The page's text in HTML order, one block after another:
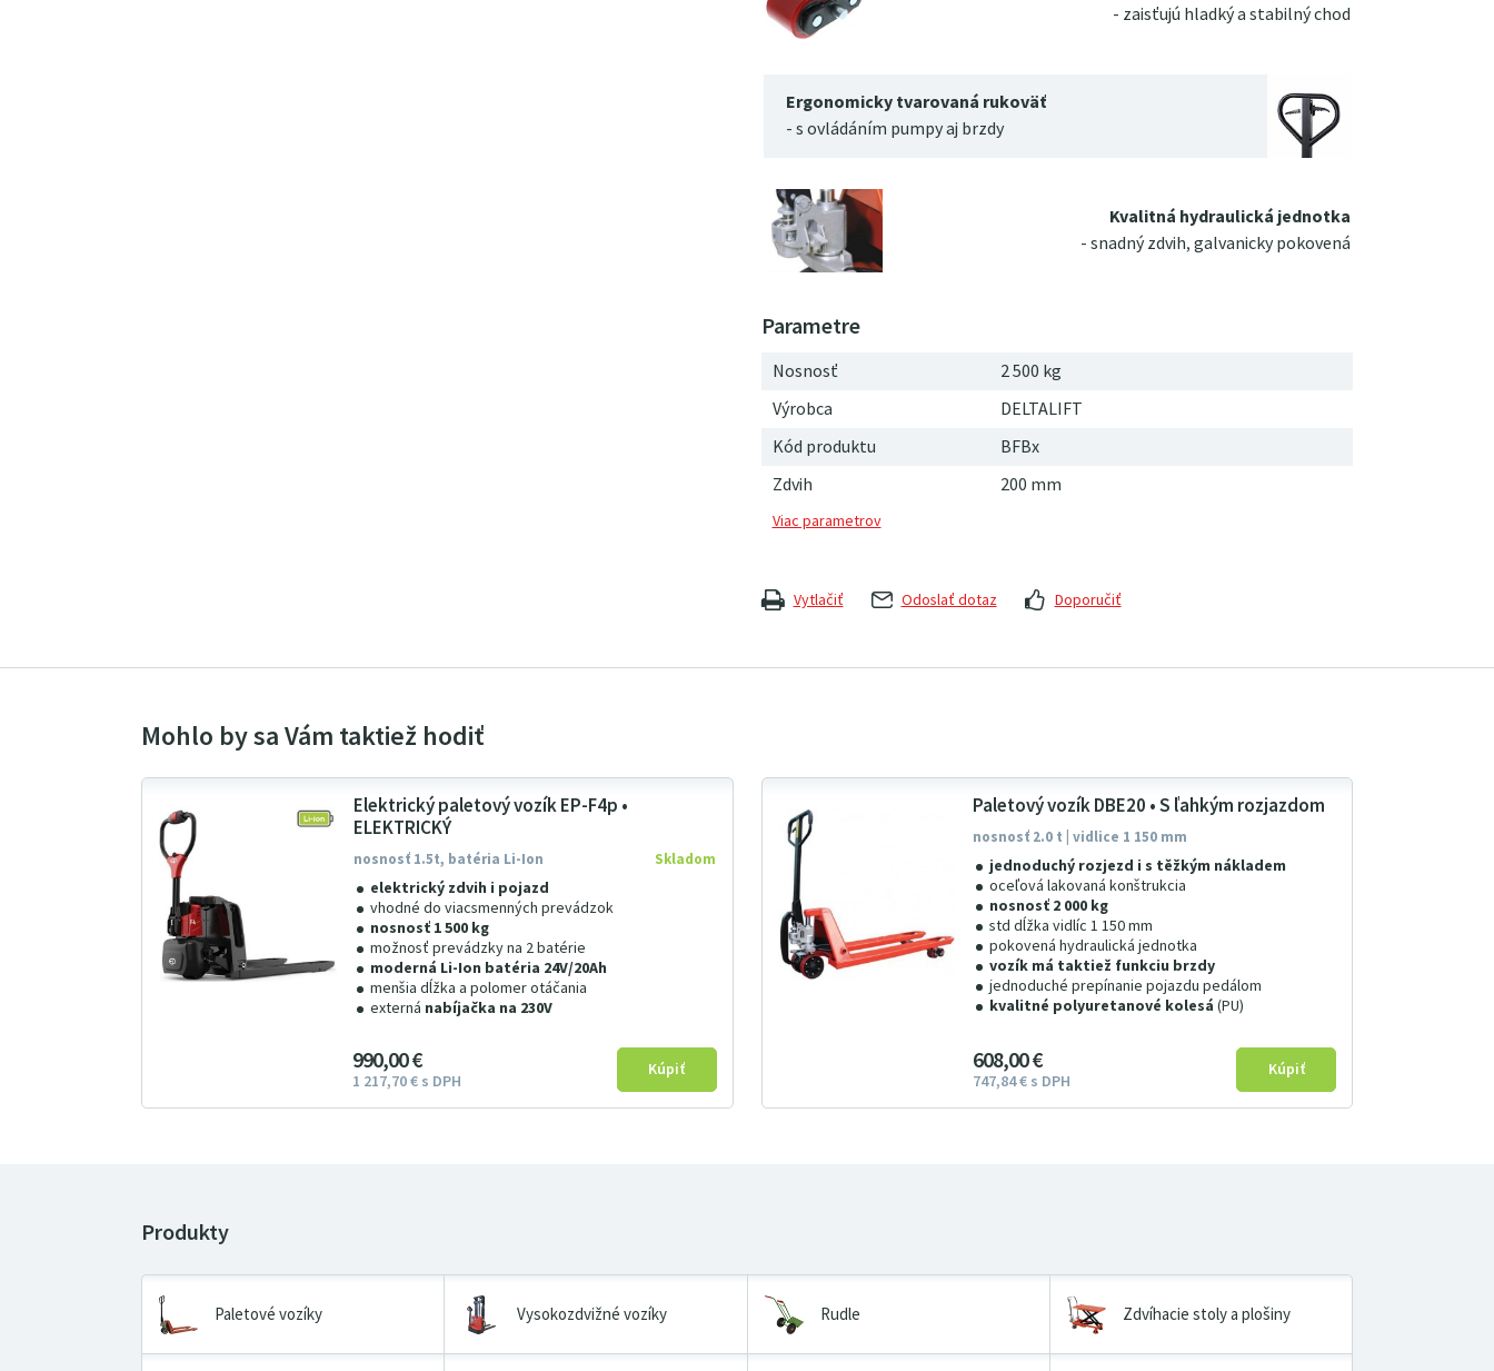
- zaisťujú hladký a stabilný chod
Ergonomicky tvarovaná rukoväť
- s ovládáním pumpy aj brzdy
Kvalitná hydraulická jednotka
- snadný zdvih, galvanicky pokovená
Nosnosť
2 500 kg
Výrobca
DELTALIFT
Kód produktu
BFBx
Zdvih 200 mm
Vytlačiť Odoslať dotaz Doporučiť
Elektrický paletový vozík EP-F4p •
ELEKTRICKÝ
nosnosť 1.5t, batéria Li-Ion
elektrický zdvih i pojazd
vhodné do viacsmenných prevádzok
nosnosť 1 500 kg
možnosť prevádzky na 2 batérie
moderná Li-Ion batéria 24V/20Ah
menšia dĺžka a polomer otáčania
externá nabíjačka na 230V
Skladom
990 00€
1 217 70€ s DPH
Paletový vozík DBE20 • S ľahkým rozjazdom
nosnosť 2.0 t | vidlice 1 150 mm
jednoduchý rozjezd i s těžkým nákladem
oceľová lakovaná konštrukcia
nosnosť 2 000 kg
std dĺžka vidlíc 1 150 mm
pokovená hydraulická jednotka
vozík má taktiež funkciu brzdy
jednoduché prepínanie pojazdu pedálom
kvalitné polyuretanové kolesá (PU)
60800€
747 84€ s DPH
Paletové vozíky Vysokozdvižné vozíky Rudle Zdvíhacie stoly a plošiny